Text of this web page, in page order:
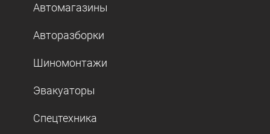
Автомагазины
Авторазборки
Шиномонтажи
Эвакуаторы
Спецтехника